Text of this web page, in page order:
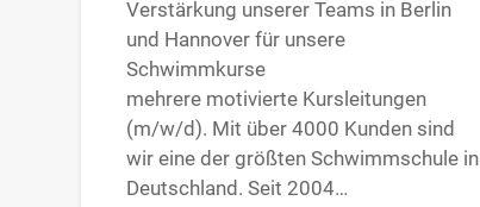
Verstärkung unserer Teams in Berlin
und Hannover für unsere
Schwimmkurse
mehrere motivierte Kursleitungen
(m/w/d). Mit über 4000 Kunden sind
wir eine der größten Schwimmschule in
Deutschland. Seit 2004…